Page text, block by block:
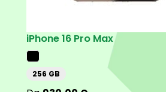
iPhone 16 Pro Max
256 GB